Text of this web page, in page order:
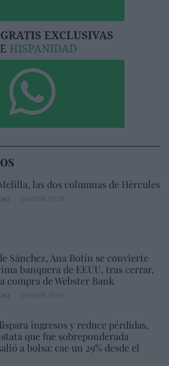
las dos columnas de Hércules
Sánchez, Ana Botín se convierte
banquera de EEUU, tras cerrar,
compra de Webster Bank
ingresos y reduce pérdidas,
que fue sobreponderada
a bolsa: cae un 29% desde el